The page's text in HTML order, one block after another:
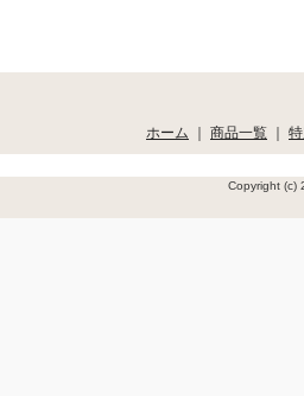
ホーム ｜ 商品一覧 ｜
Copyright (c)